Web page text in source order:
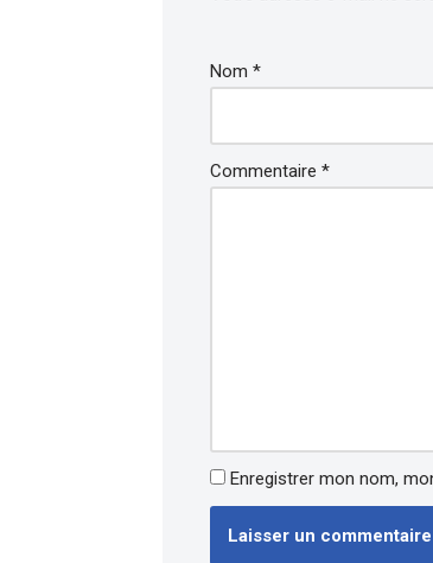
Nom *
Commentaire *
Enregistrer mon nom,